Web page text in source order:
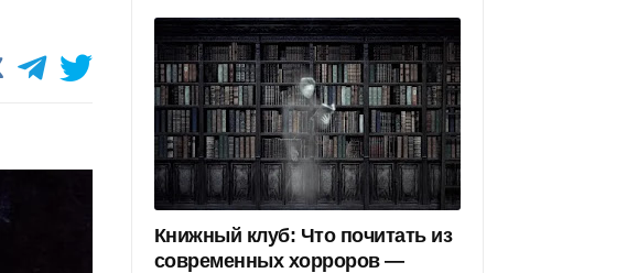
Книжный клуб: Что почитать из
современных хорроров —